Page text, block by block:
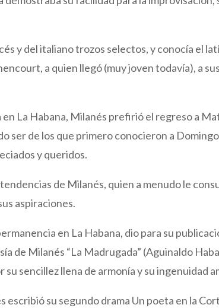
y del italiano trozos selectos, y conocía el
a quien llegó (muy joven todavía), a
La Habana, Milanés prefirió el regreso a
ser de los que primero conocieron a
y queridos.
de Milanés, quien a menudo le
aspiraciones.
en La Habana, dio para su
de Milanés “La Madrugada” (Aguinaldo
sencillez llena de armonía y su ingenuidad
escribió su segundo drama Un poeta en la